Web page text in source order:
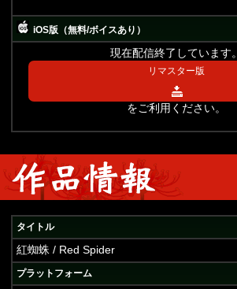
iOS版（無料/ボイスあり）
現在配信終了しています。
リマスター版
をご利用ください。
タイトル
紅蜘蛛 / Red Spider
プラットフォーム